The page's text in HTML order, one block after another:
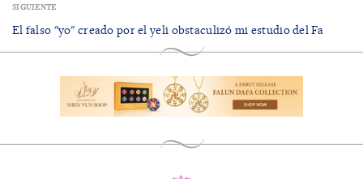
SIGUIENTE
El falso "yo" creado por el yeli obstaculizó mi estudio del Fa